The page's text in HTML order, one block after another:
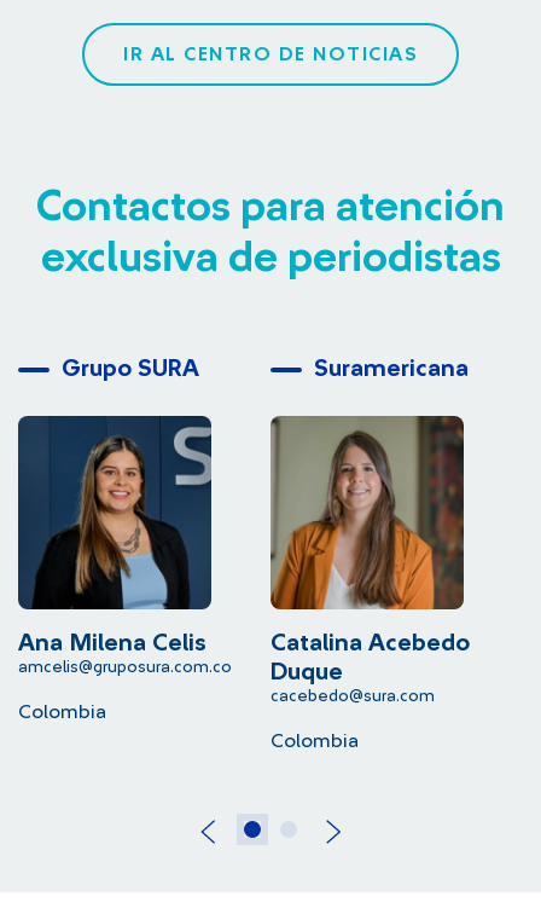
IR AL CENTRO DE NOTICIAS
Contactos para atención
exclusiva de periodistas
Grupo SURA
Ana Milena Celis
amcelis@gruposura.com.co
Colombia
Suramericana
Catalina Acebedo
Duque
cacebedo@sura.com
Colombia